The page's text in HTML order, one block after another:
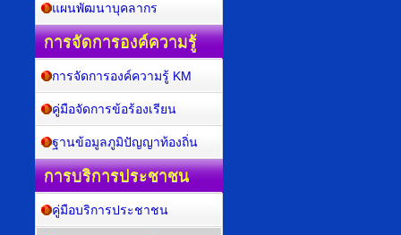
แผนพัฒนาบุคลากร
การจัดการองค์ความรู้
การจัดการองค์ความรู้ KM
คู่มือจัดการข้อร้องเรียน
ฐานข้อมูลภูมิปัญญาท้องถิ่น
การบริการประชาชน
คู่มือบริการประชาชน